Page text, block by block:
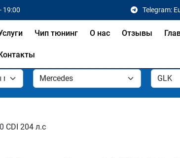
19:00 Telegram:
Чип тюнинг О нас Отзывы
CDI 204 л.с